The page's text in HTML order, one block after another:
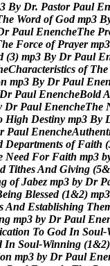
3 By Dr. Pastor Paul En
he Word of God mp3 B
r Paul EnencheThe Pr
he Force of Prayer mp3
(3) mp3 By Dr Paul E
eCharacteristics of The
n mp3 By Dr Paul Enen
Dr Paul EnencheBoldA
Dr Paul EnencheThe
High Destiny mp3 By
r Paul EnencheAuthent
Departments of Faith (
Need For Faith mp3 b
d TithesAnd Giving (5&
g of Jabez mp3 by Dr P
eing Blessed (1&2) mp3
sAnd Establishing The
g mp3 by Dr Paul Ene
ication To God In Soul-
In Soul-Winning (1&2)
on mp3 by Dr Paul Ene